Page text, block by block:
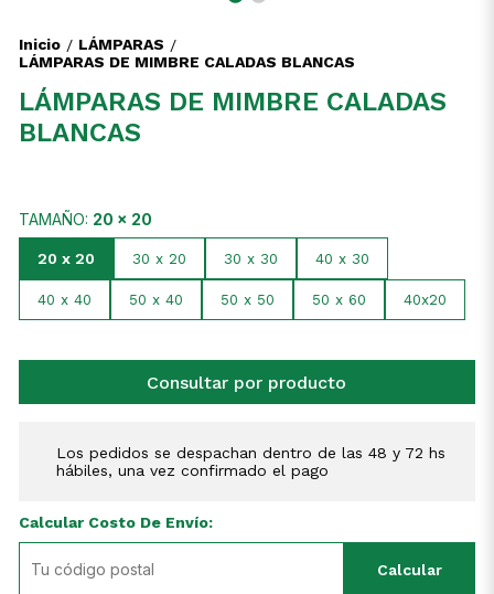
Inicio / LÁMPARAS /
LÁMPARAS DE MIMBRE CALADAS BLANCAS
LÁMPARAS DE MIMBRE CALADAS
BLANCAS
TAMAÑO: 20 x 20
20 x 20 30 x 20 30 x 30 40 x 30
40 x 40 50 x 40 50 x 50 50 x 60 40x20
Consultar por producto
Los pedidos se despachan dentro de las 48 y 72 hs
hábiles, una vez confirmado el pago
Calcular Costo De Envío:
Calcular